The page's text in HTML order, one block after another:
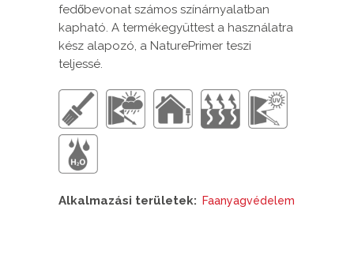
fedőbevonat számos színárnyalatban
kapható. A termékegyüttest a használatra
kész alapozó, a NaturePrimer teszi
teljessé.
Alkalmazási területek: Faanyagvédelem